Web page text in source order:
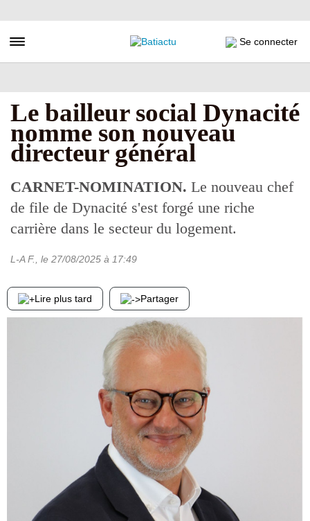
au
principal
Toggle navigation Se connecter
Le bailleur social Dynacité
nomme son nouveau
directeur général
CARNET-NOMINATION. Le nouveau chef
de file de Dynacité s'est forgé une riche
carrière dans le secteur du logement.
L-A F. , le 27/08/2025 à 17:49
Lire plus tard Partager